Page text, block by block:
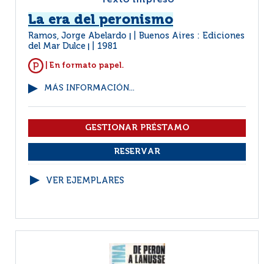
La era del peronismo
Ramos, Jorge Abelardo
Buenos Aires : Ediciones
del Mar Dulce
1981
| En formato papel.
MÁS INFORMACIÓN...
VER EJEMPLARES